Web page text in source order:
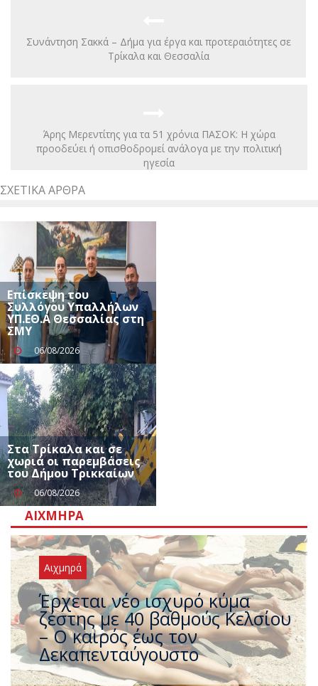
Συνάντηση Σακκά – Δήμα για έργα και προτεραιότητες σε
Τρίκαλα και Θεσσαλία
Άρης Μερεντίτης για τα 51 χρόνια ΠΑΣΟΚ: Η χώρα
προοδεύει ή οπισθοδρομεί ανάλογα με την πολιτική
ηγεσία
ΣΧΕΤΙΚΆ ΆΡΘΡΑ
Επίσκεψη του
Συλλόγου Υπαλλήλων
ΥΠ.ΕΘ.Α Θεσσαλίας στη
ΣΜΥ
06/08/2026
Στα Τρίκαλα και σε
χωριά οι παρεμβάσεις
του Δήμου Τρικκαίων
06/08/2026
ΑΙΧΜΗΡΆ
Αιχμηρά
Άφαντος ο Τσίπρας… την ώρα
που η χώρα καίγεται